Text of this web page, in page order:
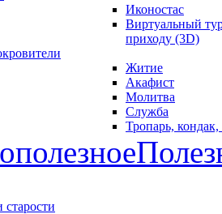
Иконостас
Виртуальный
приходу (3D)
Житие
Акафист
Молитва
Служба
Тропарь,
старости